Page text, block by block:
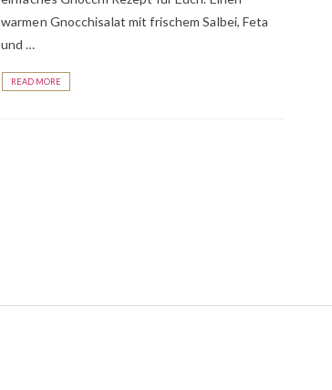
warmen Gnocchisalat mit frischem Salbei, Feta
und …
READ MORE